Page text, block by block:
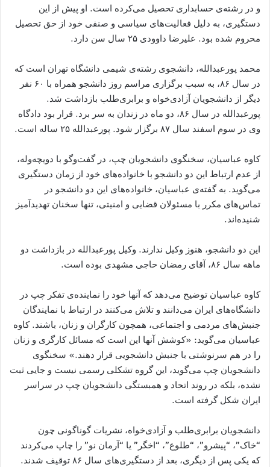
و در رشته‌ی حسابداری تحصیل می‌کرده است. او پیش از این
دستگیری، به دلیل فعالیت‌های سیاسی و صنفی خود از حق تحصیل
محروم شده بود. علیرضا داوودی ۲۵ سال سن دارد.
محمد پورعبدالله، دانشجوی رشته‌ی شیمی دانشگاه تهران است که
در سال ۸۶، به سبب برگزاری مراسم روز دانشجو همراه با ۶۰ نفر
دیگر از دانشجویان آزادی‌خواه و برابری‌طلب بازداشت شد.
پورعبدالله در سال ۸۶، دو ماه در زندان به سر برد. قرار بود دادگاه
وی در سوم اسفند سال ۸۷ برگزار شود. پورعبدالله ۲۵ ساله است.
کاوه عباسیان، سخنگوی دانشجویان چپ، در گفت‌وگو با دویچه‌وله،
از عدم ارتباط این دو دانشجو با خانواده‌های خود از زمان دستگیری
می‌گوید. به گفته‌ی عباسیان، خانواده‌های این دو دانشجو در
تماس‌های مکرر با مسئولان قضایی و امنیتی، تنها سخنان تهدید‌آمیز
شنیده‌اند.
این دو دانشجو، هنوز وکیل ندارند. وکیل پورعبدالله در بازداشت دو
ماهه سال ۸۶، آقای رمضان حاجی مشهدی بوده است.
کاوه عباسیان توضیح می‌دهد که آنها خود را نماینده‌ی تفکر چپ در
دانشگاه‌های ایران می‌دانند و تلاش می‌کنند در ارتباط با نمایندگان
جنبش‌های مردمی و اجتماعی، همچون کارگران و زنان، باشند. کاوه
عباسیان می‌گوید: «کوشش آنها این است که مسائل کارگری و زنان
را در هم سرنوشتی با جنبش دانشجویی قرار دهند.» سخنگوی
دانشجویان چپ می‌گوید، این گروه تشکلی رسمی نیست و جایی ثبت
نشده، بلکه در روند اتحاد و همبستگی دانشجویان چپ در سراسر
ایران شکل گرفته است.
دانشجویان برابری‌طلب و آزادی‌خواه، نشریات گوناگونی چون
“خاک”، “پیشرو”، “طلوع”، “اخگر” یا “آرمان نو” را چاپ می‌کردند
که یکی پس از دیگری، بعد از دستگیری‌های سال ۸۶ توقیف شدند.